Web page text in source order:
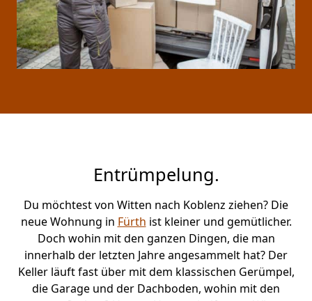
Entrümpelung.
Du möchtest von Witten nach Koblenz ziehen? Die
neue Wohnung in Fürth ist kleiner und gemütlicher.
Doch wohin mit den ganzen Dingen, die man
innerhalb der letzten Jahre angesammelt hat? Der
Keller läuft fast über mit dem klassischen Gerümpel,
die Garage und der Dachboden, wohin mit den